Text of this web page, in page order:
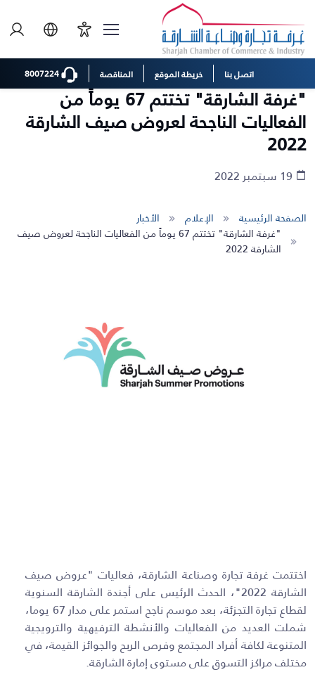
اتصل بنا خريطة الموقع المناقصة
"غرفة الشارقة" تختتم 67 يوماً من
الفعاليات الناجحة لعروض صيف الشارقة
2022
الصفحة الرئيسية الإعلام
الأخبار
"غرفة الشارقة" تختتم 67 يوماً من الفعاليات الناجحة لعروض صيف
الشارقة 2022
اختتمت غرفة تجارة وصناعة الشارقة، فعاليات "عروض صيف
الشارقة 2022"، الحدث الرئيس على أجندة الشارقة السنوية
لقطاع تجارة التجزئة، بعد موسم ناجح استمر على مدار 67 يوما،
شملت العديد من الفعاليات والأنشطة الترفيهية والترويجية
المتنوعة لكافة أفراد المجتمع وفرص الربح والجوائز القيمة، في
مختلف مراكز التسوق على مستوى إمارة الشارقة.